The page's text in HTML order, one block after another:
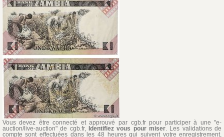
Vous devez être connecté et approuvé par cgb.fr pour participer à une "e-
auction/live-auction" de cgb.fr, Identifiez vous pour miser . Les validations de
compte sont effectuées dans les 48 heures qui suivent votre enregistrement,